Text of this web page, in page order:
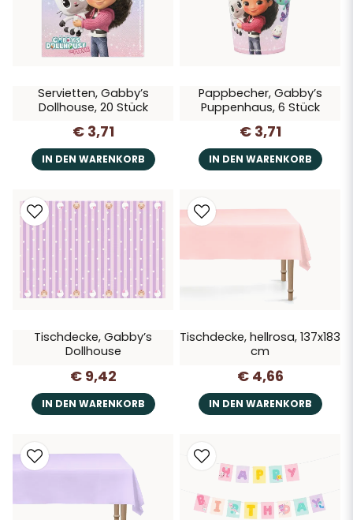
Servietten, Gabby’s
Dollhouse, 20 Stück
€ 3,71
IN DEN WARENKORB
Pappbecher, Gabby’s
Puppenhaus, 6 Stück
€ 3,71
IN DEN WARENKORB
Tischdecke, Gabby’s
Dollhouse
€ 9,42
IN DEN WARENKORB
Tischdecke, hellrosa, 137x183
cm
€ 4,66
IN DEN WARENKORB